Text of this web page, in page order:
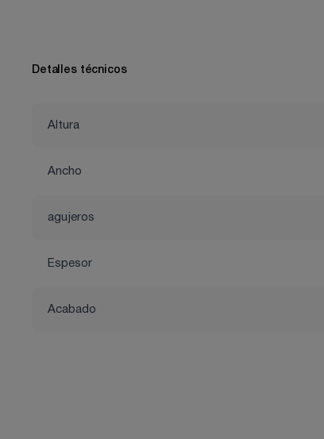
Detalles técnicos
Altura
Ancho
agujeros
Espesor
Acabado